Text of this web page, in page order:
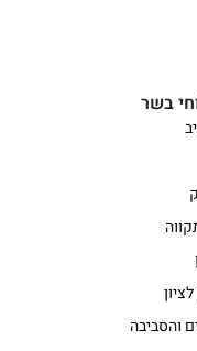
בשר
והסביבה